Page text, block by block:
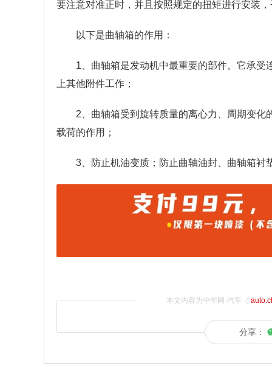
要注意对准正时，并且按照规定的扭矩进行安装
以下是曲轴箱的作用：
1、曲轴箱是发动机中最重要的部件。它承
上其他附件工作；
2、曲轴箱受到旋转质量的离心力、周期变
载荷的作用；
3、防止机油变质；防止曲轴油封、曲轴箱衬
本文内容为中华网·汽车（
分享：